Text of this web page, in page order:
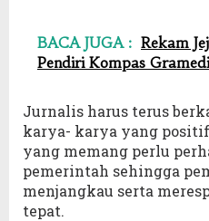
BACA JUGA : Rekam
Pendiri Kompas
Jurnalis harus terus
karya- karya yang
yang memang perlu
pemerintah sehingga
menjangkau serta
tepat.